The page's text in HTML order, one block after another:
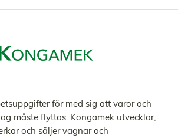
för med sig att varor och
måste flyttas. Kongamek utvecklar,
och säljer vagnar och